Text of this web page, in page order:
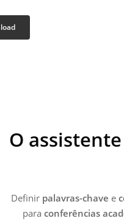
O
Definir palavras-chave e
para conferências